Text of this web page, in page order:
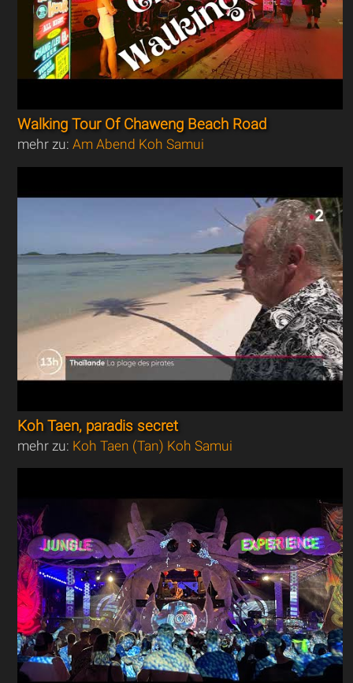
Walking Tour Of Chaweng Beach Road
mehr zu:Am Abend Koh Samui
Koh Taen, paradis secret
mehr zu: Koh Taen (Tan) Koh Samui